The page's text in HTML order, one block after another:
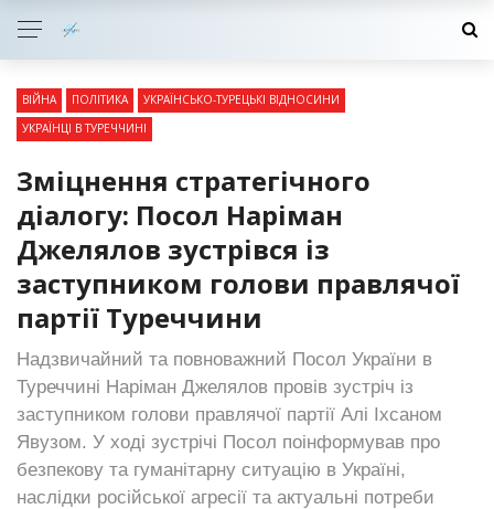
ВІЙНА ПОЛІТИКА
УКРАЇНСЬКО-ТУРЕЦЬКІ ВІДНОСИНИ
УКРАЇНЦІ В ТУРЕЧЧИНІ
Зміцнення стратегічного
діалогу: Посол Наріман
Джелялов зустрівся із
заступником голови правлячої
партії Туреччини
Надзвичайний та повноважний Посол України в
Туреччині Наріман Джелялов провів зустріч із
заступником голови правлячої партії Алі Іхсаном
Явузом. У ході зустрічі Посол поінформував про
безпекову та гуманітарну ситуацію в Україні,
наслідки російської агресії та актуальні потреби